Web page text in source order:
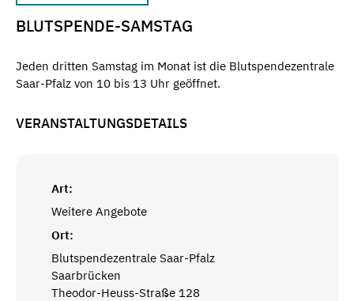
BLUTSPENDE-SAMSTAG
Jeden dritten Samstag im Monat ist die Blutspendezentrale
Saar-Pfalz von 10 bis 13 Uhr geöffnet.
VERANSTALTUNGSDETAILS
Art:
Weitere Angebote
Ort:
Blutspendezentrale Saar-Pfalz
Saarbrücken
Theodor-Heuss-Straße 128